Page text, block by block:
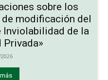
sobre los
modificación del
Inviolabilidad de la
Privada»